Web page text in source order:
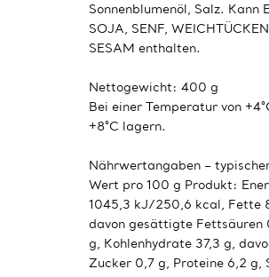
Sonnenblumenöl, Salz. Kann
SOJA, SENF,
SESAM enthalten.
Nettogewicht: 400 g
Bei einer Temperatur von
+8°C lagern.
Nährwertangaben –
Wert pro 100 g Produkt:
1045,3 kJ/250,6 kcal, Fette
davon gesättigte Fettsäuren
g, Kohlenhydrate 37,3 g,
Zucker 0,7 g, Proteine 6,2 g,